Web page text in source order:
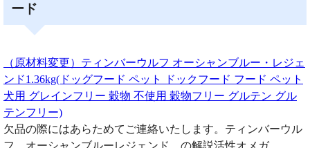
ード
（原材料変更）ティンバーウルフ オーシャンブルー・レジェ
ンド1.36kg(ドッグフード ペット ドックフード フード ペット
犬用 グレインフリー 穀物 不使用 穀物フリー グルテン グル
テンフリー)
欠品の際にはあらためてご連絡いたします。ティンバーウル
フ オーシャンブルーレジェンド の解説活性オメガ